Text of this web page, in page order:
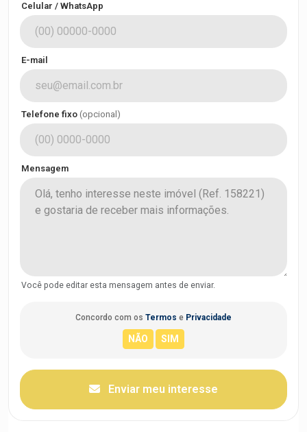
Celular / WhatsApp
E-mail
Telefone fixo (opcional)
Mensagem
Você pode editar esta mensagem antes de enviar.
Concordo com os Termos e Privacidade
Enviar meu interesse